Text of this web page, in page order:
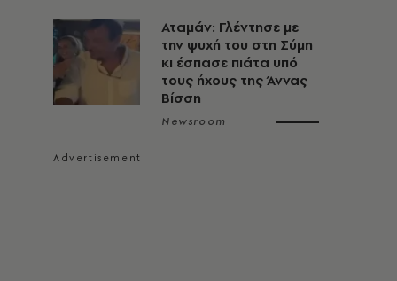
Αταμάν: Γλέντησε με
την ψυχή του στη Σύμη
κι έσπασε πιάτα υπό
τους ήχους της Άννας
Βίσση
Newsroom